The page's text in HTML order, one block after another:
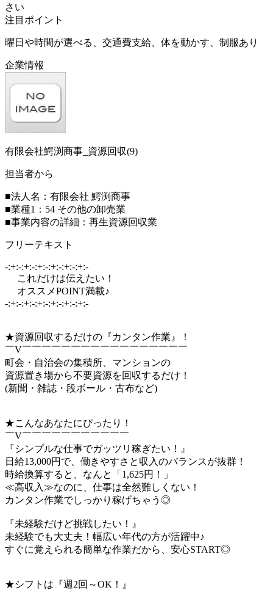
さい
注目ポイント
曜日や時間が選べる、交通費支給、体を動かす、制服あり
企業情報
有限会社鰐渕商事_資源回収(9)
担当者から
■法人名：有限会社 鰐渕商事
■業種1：54 その他の卸売業
■事業内容の詳細：再生資源回収業
フリーテキスト
-:+:-:+:-:+:-:+:-:+:-:+:-
これだけは伝えたい！
オススメPOINT満載♪
-:+:-:+:-:+:-:+:-:+:-:+:-
★資源回収するだけの『カンタン作業』！
￣V￣￣￣￣￣￣￣￣￣￣￣￣￣￣￣￣￣
町会・自治会の集積所、マンションの
資源置き場から不要資源を回収するだけ！
(新聞・雑誌・段ボール・古布など)
★こんなあなたにぴったり！
￣V￣￣￣￣￣￣￣￣￣￣￣
『シンプルな仕事でガッツリ稼ぎたい！』
日給13,000円で、働きやすさと収入のバランスが抜群！
時給換算すると、なんと「1,625円！」
≪高収入≫なのに、仕事は全然難しくない！
カンタン作業でしっかり稼げちゃう◎
『未経験だけど挑戦したい！』
未経験でも大丈夫！幅広い年代の方が活躍中♪
すぐに覚えられる簡単な作業だから、安心START◎
★シフトは『週2回～OK！』